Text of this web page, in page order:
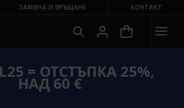
ЗАМЯНА И ВРЪЩАНЕ КОНТАКТ
= ОТСТЪПКА 25%,
НАД 60 €